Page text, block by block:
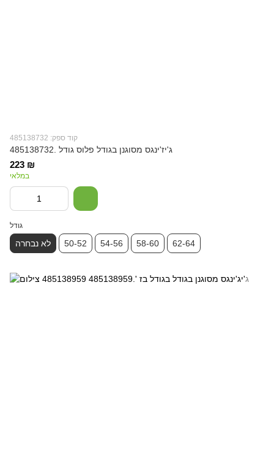
קוד ספק: 485138732
ג'יז'ינגס מסוגנן בגודל פלוס גודל .485138732
223 ₪
במלאי
גודל
לא נבחרה 50-52 54-56 58-60 62-64